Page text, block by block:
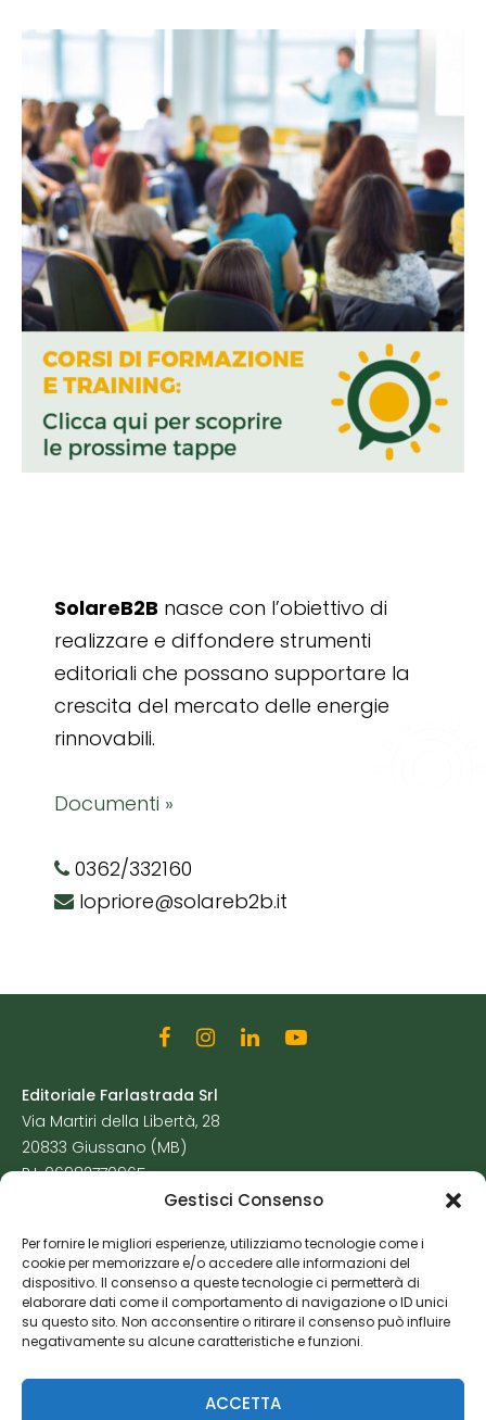
Gestisci Consenso
Per fornire le migliori esperienze, utilizziamo tecnologie come i
cookie per memorizzare e/o accedere alle informazioni del
dispositivo. Il consenso a queste tecnologie ci permetterà di
elaborare dati come il comportamento di navigazione o ID unici
su questo sito. Non acconsentire o ritirare il consenso può influire
negativamente su alcune caratteristiche e funzioni.
ACCETTA
SolareB2B nasce con l’obiettivo di
realizzare e diffondere strumenti
editoriali che possano supportare la
crescita del mercato delle energie
rinnovabili.
Documenti »
0362/332160
lopriore@solareb2b.it
Editoriale Farlastrada Srl
Via Martiri della Libertà, 28
20833 Giussano (MB)
P.I. 06982770965
Cookie Policy
Risorse Aggiuntive